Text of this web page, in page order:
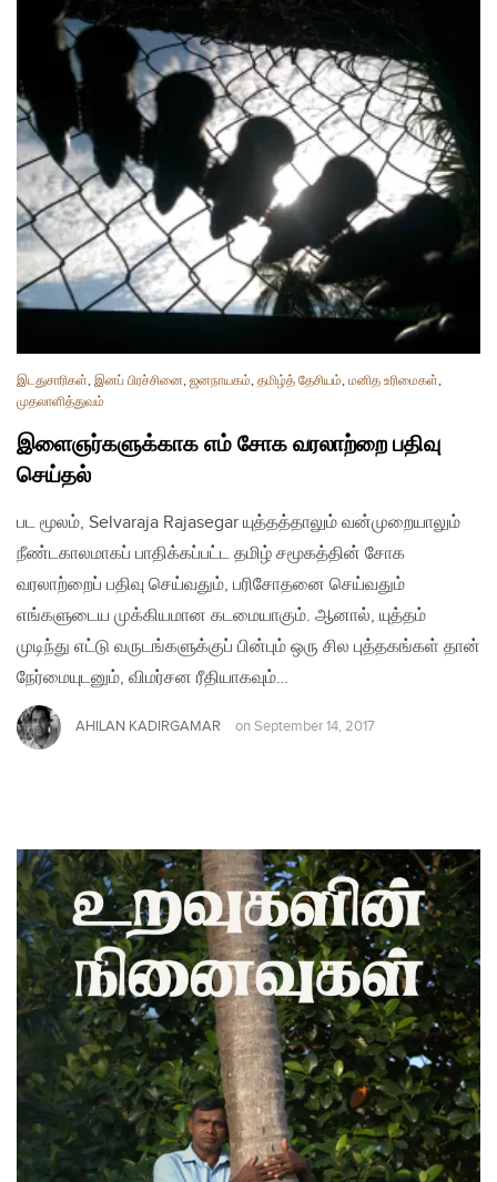
இடதுசாரிகள், இனப் பிரச்சினை, ஜனநாயகம், தமிழ்த் தேசியம், மனித உரிமைகள்,
முதலாளித்துவம்
இளைஞர்களுக்காக எம் சோக வரலாற்றை பதிவு
செய்தல்
பட மூலம், Selvaraja Rajasegar யுத்தத்தாலும் வன்முறையாலும்
நீண்டகாலமாகப் பாதிக்கப்பட்ட தமிழ் சமூகத்தின் சோக
வரலாற்றைப் பதிவு செய்வதும், பரிசோதனை செய்வதும்
எங்களுடைய முக்கியமான கடமையாகும். ஆனால், யுத்தம்
முடிந்து எட்டு வருடங்களுக்குப் பின்பும் ஒரு சில புத்தகங்கள் தான்
நேர்மையுடனும், விமர்சன ரீதியாகவும்…
AHILAN KADIRGAMAR on September 14, 2017